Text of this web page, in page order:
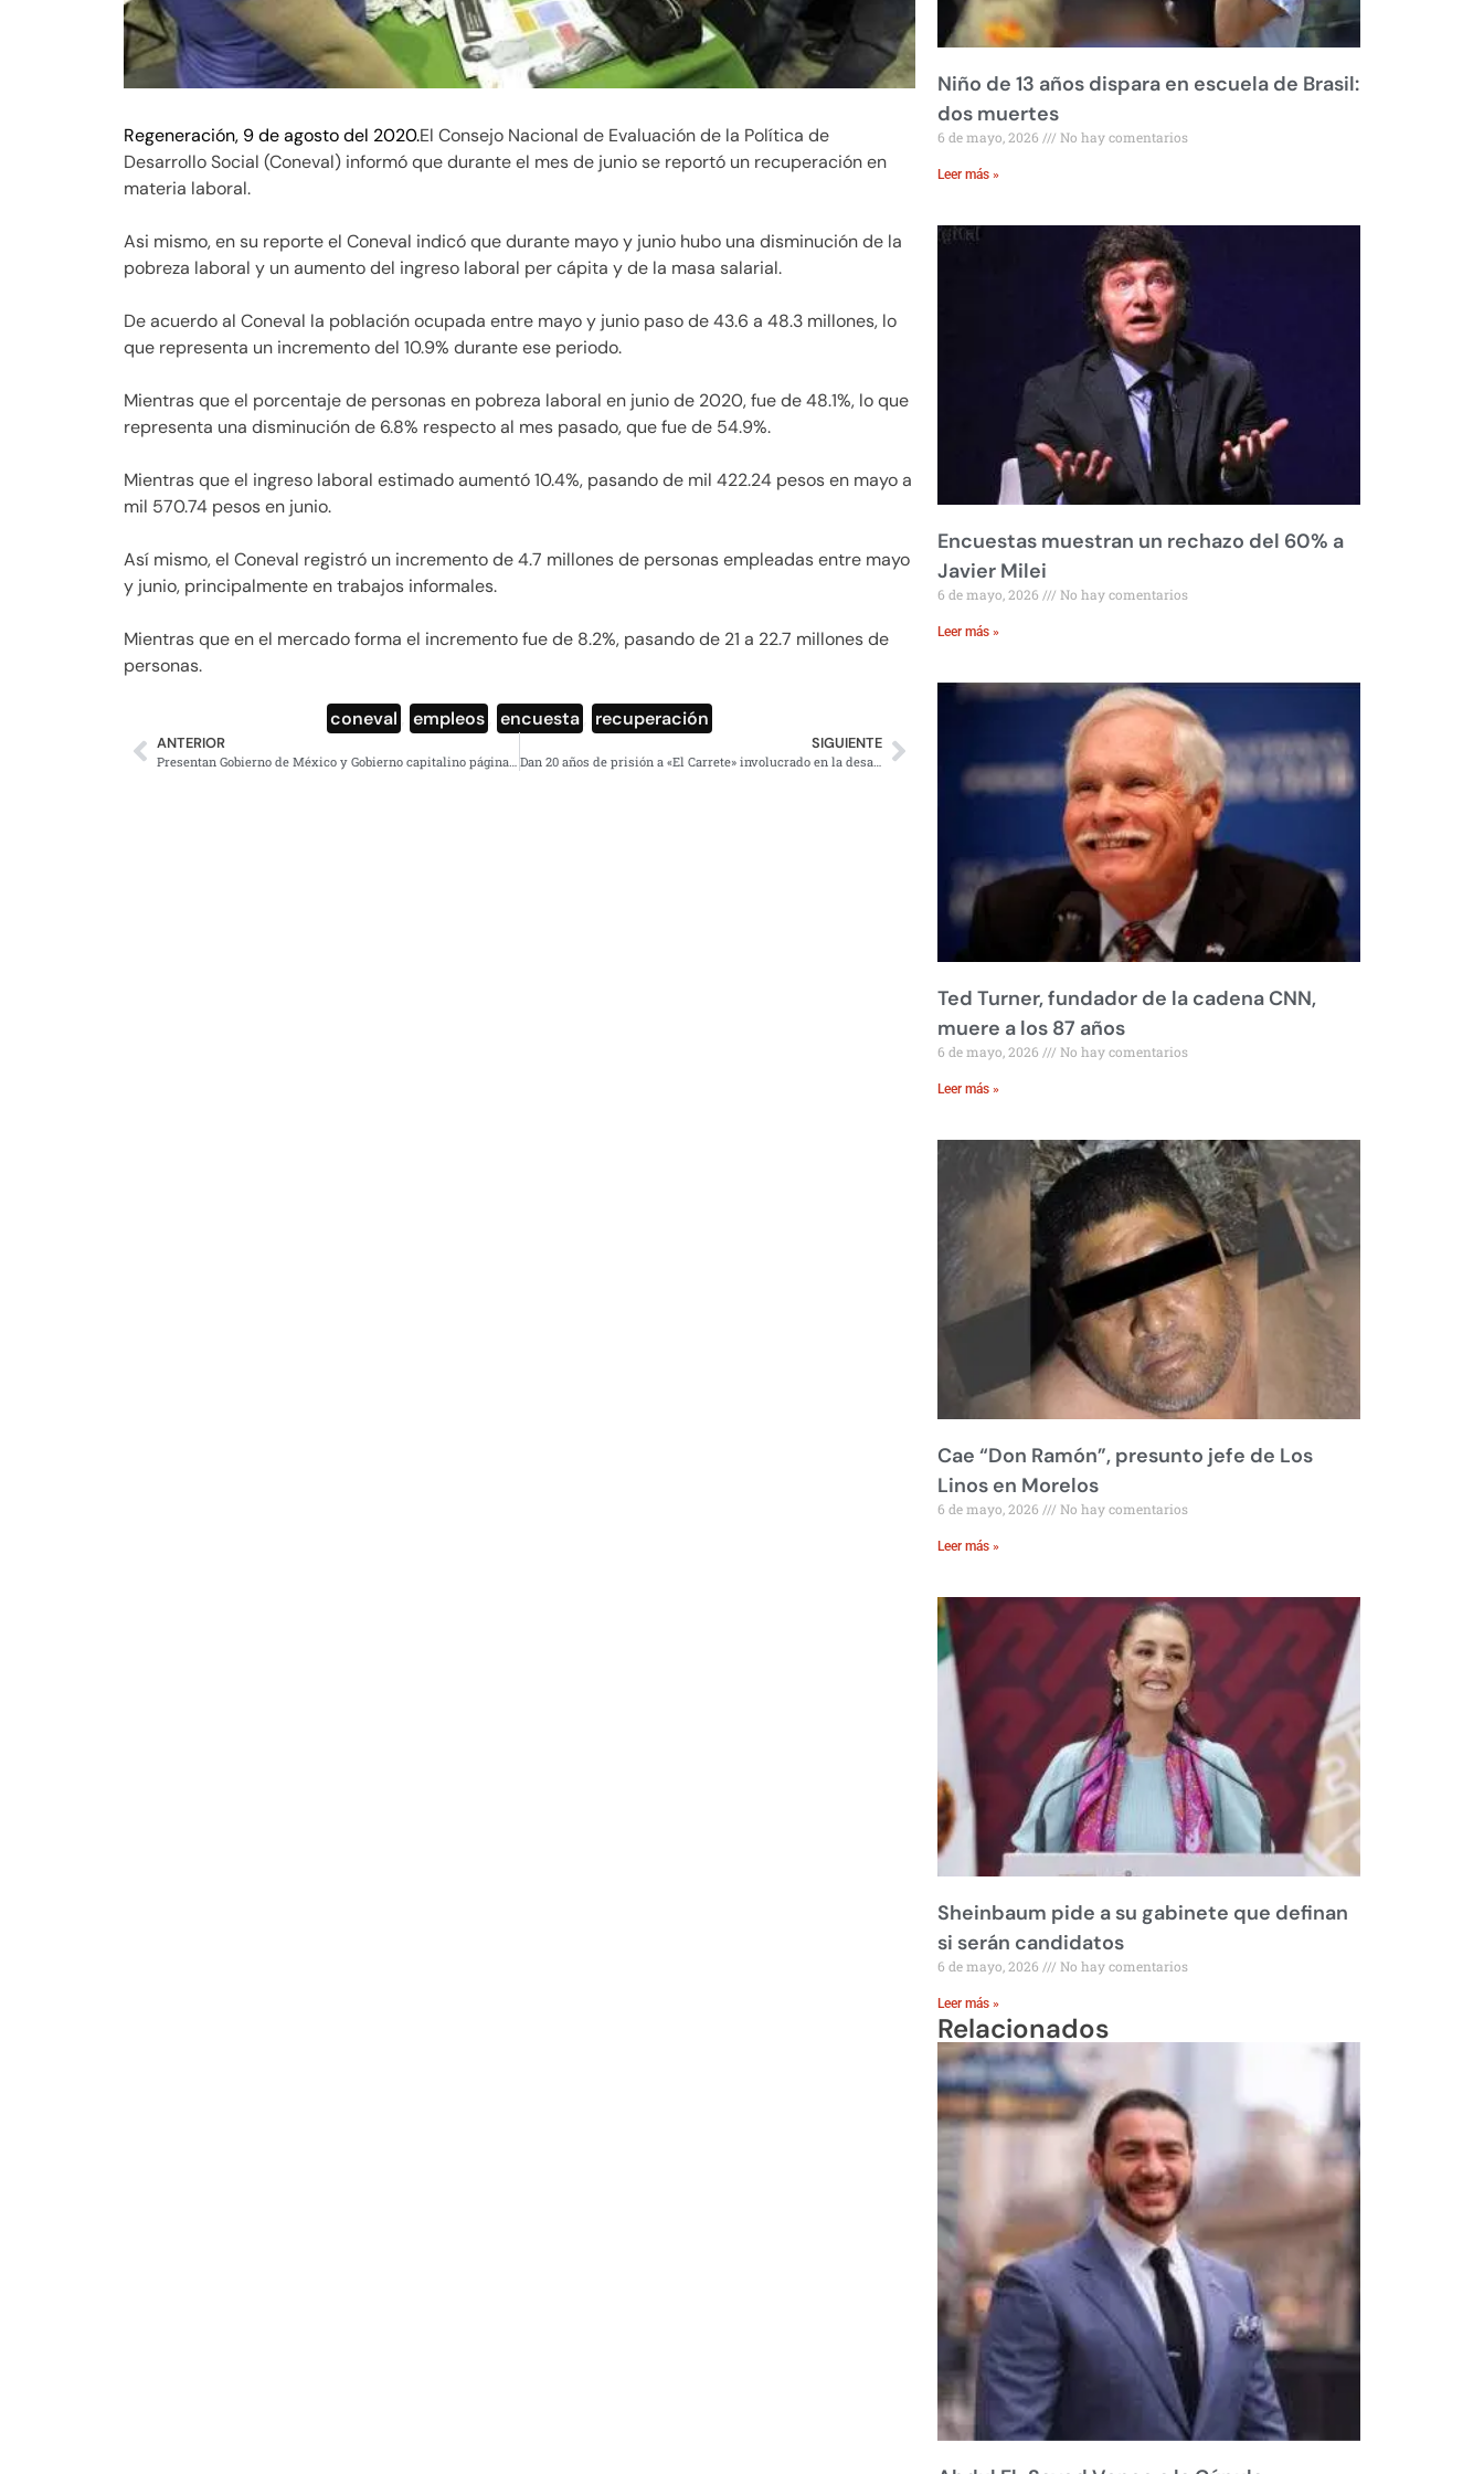
Regeneración, 9 de agosto del 2020.El Consejo Nacional de Evaluación de la Política de
Desarrollo Social (Coneval) informó que durante el mes de junio se reportó un recuperación en
materia laboral.
Asi mismo, en su reporte el Coneval indicó que durante mayo y junio hubo una disminución de la
pobreza laboral y un aumento del ingreso laboral per cápita y de la masa salarial.
De acuerdo al Coneval la población ocupada entre mayo y junio paso de 43.6 a 48.3 millones, lo
que representa un incremento del 10.9% durante ese periodo.
Mientras que el porcentaje de personas en pobreza laboral en junio de 2020, fue de 48.1%, lo que
representa una disminución de 6.8% respecto al mes pasado, que fue de 54.9%.
Mientras que el ingreso laboral estimado aumentó 10.4%, pasando de mil 422.24 pesos en mayo a
mil 570.74 pesos en junio.
Así mismo, el Coneval registró un incremento de 4.7 millones de personas empleadas entre mayo
y junio, principalmente en trabajos informales.
Mientras que en el mercado forma el incremento fue de 8.2%, pasando de 21 a 22.7 millones de
personas.
coneval empleos encuesta recuperación
ANTERIOR SIGUIENTE
Dan 20 años de prisión a «El Carrete» involucrado en la desaparición de los 43 normalistas
Niño de 13 años dispara en escuela de Brasil:
dos muertes
6 de mayo, 2026 No hay comentarios
Leer más »
Encuestas muestran un rechazo del 60% a
Javier Milei
6 de mayo, 2026 No hay comentarios
Leer más »
Ted Turner, fundador de la cadena CNN,
muere a los 87 años
6 de mayo, 2026 No hay comentarios
Leer más »
Cae “Don Ramón”, presunto jefe de Los
Linos en Morelos
6 de mayo, 2026 No hay comentarios
Leer más »
Sheinbaum pide a su gabinete que definan
si serán candidatos
6 de mayo, 2026 No hay comentarios
Leer más »
Relacionados